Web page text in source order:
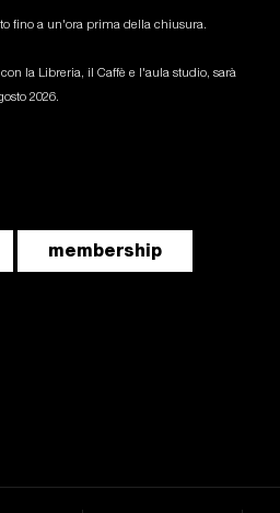
fino a un'ora prima della chiusura.
la Libreria, il Caffè e l'aula studio, sarà
2026.
membership